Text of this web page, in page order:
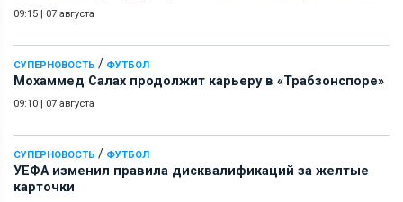
09:15 | 07 августа
СУПЕРНОВОСТЬ / ФУТБОЛ
Мохаммед Салах продолжит карьеру в «Трабзонспоре»
09:10 | 07 августа
СУПЕРНОВОСТЬ / ФУТБОЛ
УЕФА изменил правила дисквалификаций за желтые
карточки